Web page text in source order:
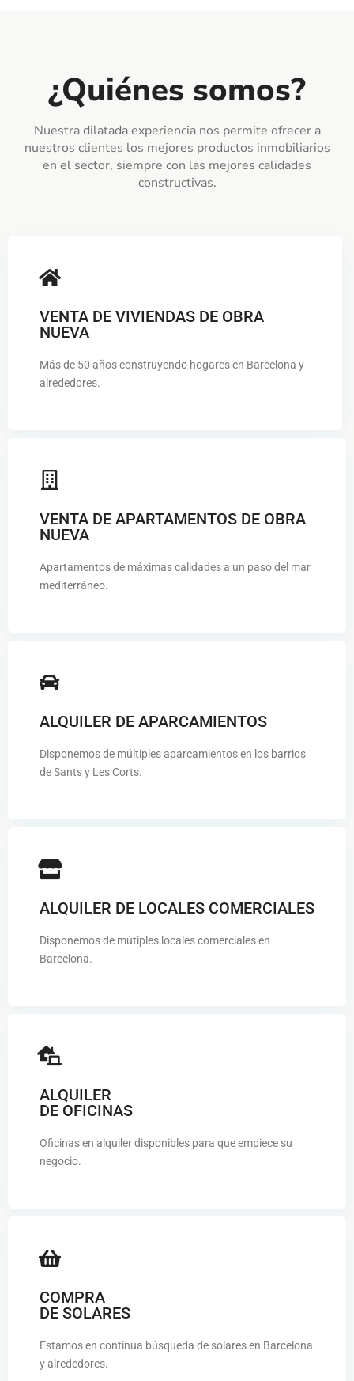
¿Quiénes somos?
Nuestra dilatada experiencia nos permite ofrecer a
nuestros clientes los mejores productos inmobiliarios
en el sector, siempre con las mejores calidades
constructivas.
VENTA DE VIVIENDAS DE OBRA
NUEVA
Más de 50 años construyendo hogares en Barcelona y
alrededores.
VENTA DE APARTAMENTOS DE OBRA
NUEVA
Apartamentos de máximas calidades a un paso del mar
mediterráneo.
ALQUILER DE APARCAMIENTOS
Disponemos de múltiples aparcamientos en los barrios
de Sants y Les Corts.
ALQUILER DE LOCALES COMERCIALES
Disponemos de mútiples locales comerciales en
Barcelona.
ALQUILER
DE OFICINAS
Oficinas en alquiler disponibles para que empiece su
negocio.
COMPRA
DE SOLARES
Estamos en continua búsqueda de solares en Barcelona
y alrededores.